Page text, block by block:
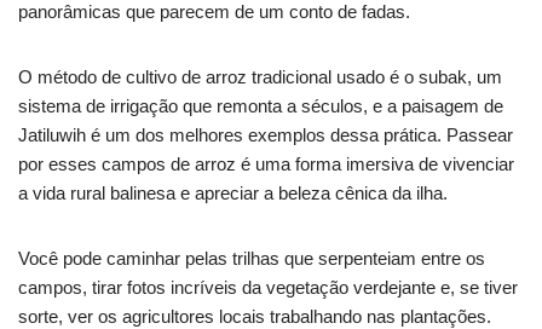
panorâmicas que parecem de um conto de fadas.
O método de cultivo de arroz tradicional usado é o subak, um
sistema de irrigação que remonta a séculos, e a paisagem de
Jatiluwih é um dos melhores exemplos dessa prática. Passear
por esses campos de arroz é uma forma imersiva de vivenciar
a vida rural balinesa e apreciar a beleza cênica da ilha.
Você pode caminhar pelas trilhas que serpenteiam entre os
campos, tirar fotos incríveis da vegetação verdejante e, se tiver
sorte, ver os agricultores locais trabalhando nas plantações.